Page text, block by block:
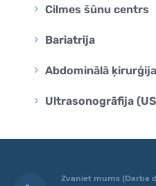
Cilmes šūnu centrs
Bariatrija
Abdominālā ķirurģija
Ultrasonogrāfija
Zvaniet mums (Darba